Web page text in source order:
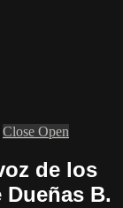
Close Open
de los
B.